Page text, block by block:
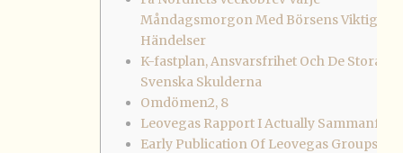
Måndagsmorgon Med Börsens Viktigaste
Händelser
K-fastplan, Ansvarsfrihet Och De Stora
Svenska Skulderna
Omdömen2, 8
Leovegas Rapport I Actually
Early Publication Of Leovegas Groups